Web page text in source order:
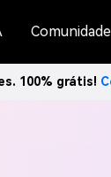
Comunidade
100% grátis!